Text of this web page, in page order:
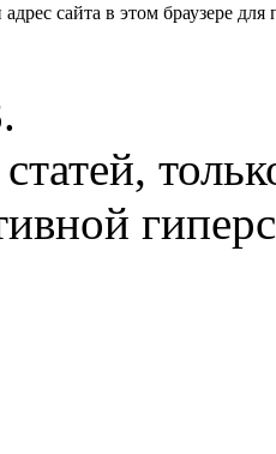
сайта в этом браузере